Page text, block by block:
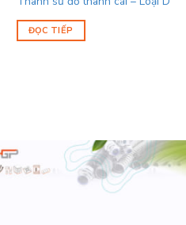
ĐỌC TIẾP